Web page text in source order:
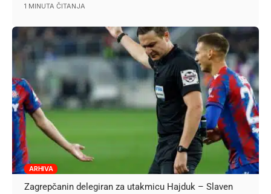
1 MINUTA ČITANJA
ARHIVA
Zagrepčanin delegiran za utakmicu Hajduk – Slaven